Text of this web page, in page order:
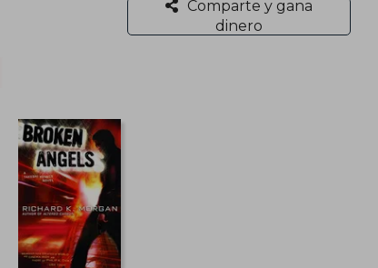
con una crítica social profunda, explorando
Comparte y gana
dinero